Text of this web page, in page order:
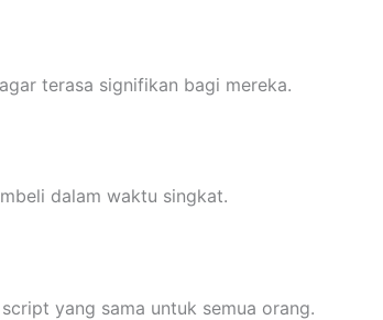
terasa signifikan bagi mereka.
dalam waktu singkat.
yang sama untuk semua orang.